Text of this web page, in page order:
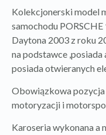
Kolekcjonerski model
samochodu
Daytona 2003 z roku
na podstawce
posiada otwieranych
Obowiązkowa pozycja
motoryzacji i
Karoseria wykonana